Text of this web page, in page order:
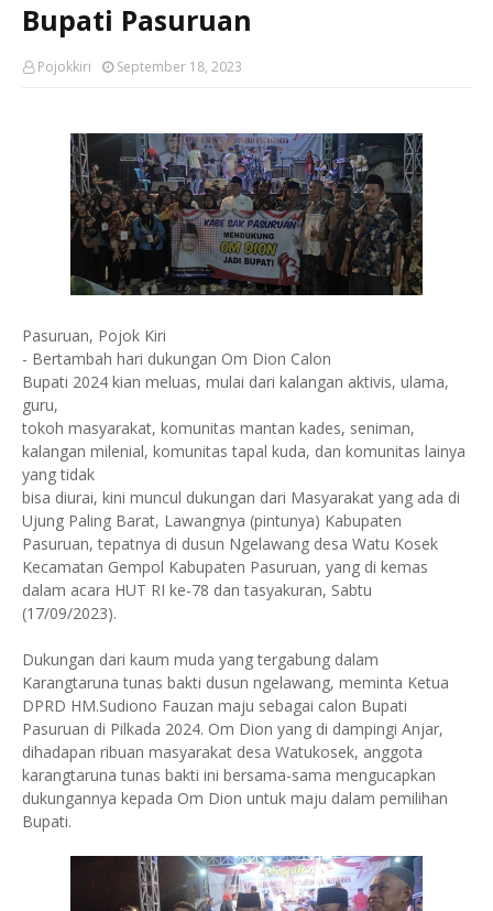
Bupati Pasuruan
Pojokkiri September 18, 2023
Pasuruan, Pojok Kiri
- Bertambah hari dukungan Om Dion Calon
Bupati 2024 kian meluas, mulai dari kalangan aktivis, ulama,
guru,
tokoh masyarakat, komunitas mantan kades, seniman,
kalangan milenial, komunitas tapal kuda, dan komunitas lainya
yang tidak
bisa diurai, kini muncul dukungan dari Masyarakat yang ada di
Ujung Paling Barat, Lawangnya (pintunya) Kabupaten
Pasuruan, tepatnya di dusun Ngelawang desa Watu Kosek
Kecamatan Gempol Kabupaten Pasuruan, yang di kemas
dalam acara HUT RI ke-78 dan tasyakuran, Sabtu
(17/09/2023).
Dukungan dari kaum muda yang tergabung dalam
Karangtaruna tunas bakti dusun ngelawang, meminta Ketua
DPRD HM.Sudiono Fauzan maju sebagai calon Bupati
Pasuruan di Pilkada 2024. Om Dion yang di dampingi Anjar,
dihadapan ribuan masyarakat desa Watukosek, anggota
karangtaruna tunas bakti ini bersama-sama mengucapkan
dukungannya kepada Om Dion untuk maju dalam pemilihan
Bupati.